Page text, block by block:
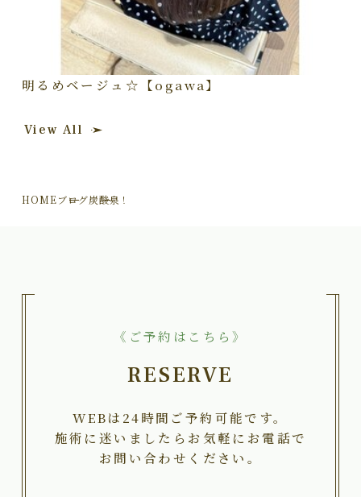
明るめベージュ☆【ogawa】
View All
HOMEブログ炭酸泉！
《ご予約はこちら》
RESERVE
WEBは24時間ご予約可能です。
施術に迷いましたらお気軽にお電話で
お問い合わせください。